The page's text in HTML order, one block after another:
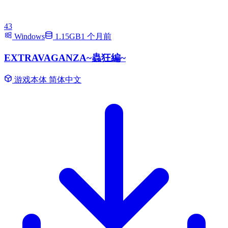
43
Windows
1.15GB1 个月前
EXTRAVAGANZA~蟲狂編~
游戏本体 简体中文